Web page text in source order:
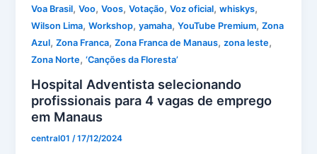
Voa Brasil,Voo,Voos,Votação,Voz oficial,whiskys,
Wilson Lima,Workshop,yamaha,YouTube Premium,Zona
Azul,Zona Franca,Zona Franca de Manaus,zona leste,
Zona Norte,‘Canções da Floresta’
Hospital Adventista selecionando
profissionais para 4 vagas de emprego
em Manaus
central01/17/12/2024